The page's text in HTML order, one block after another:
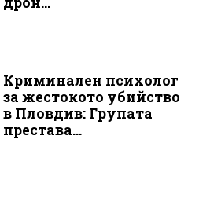
Криминален психолог
за жестокото убийство
в Пловдив: Групата
престава...